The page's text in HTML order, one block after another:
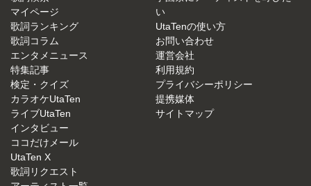
マイページ
歌詞ランキング
歌詞コラム
エンタメニュース
特集記事
検定・クイズ
カラオケUtaTen
ライブUtaTen
インタビュー
ココだけメール
UtaTen X
歌詞リクエスト
い
UtaTenの使い方
お問い合わせ
運営会社
利用規約
プライバシーポリシー
提携媒体
サイトマップ